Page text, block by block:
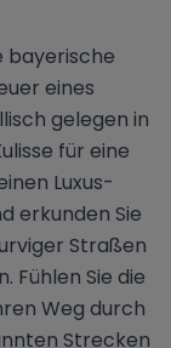
bayerische
eines
gelegen in
für eine
Luxus-
erkunden Sie
Straßen
Fühlen Sie die
Weg durch
Strecken